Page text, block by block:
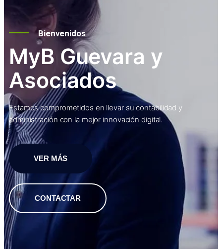
Bienvenidos
MyB Guevara y
Asociados
Estamos comprometidos en llevar su contabilidad y
administración con la mejor innovación digital.
VER MÁS
CONTACTAR